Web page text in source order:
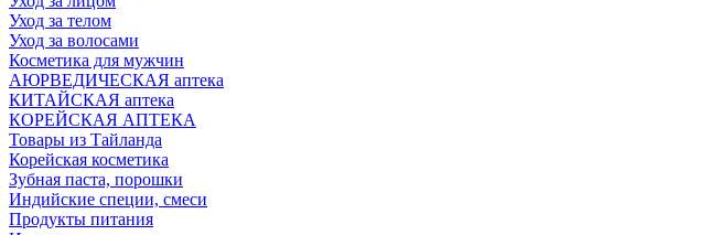
Уход за телом
Уход за волосами
Косметика для мужчин
АЮРВЕДИЧЕСКАЯ аптека
КИТАЙСКАЯ аптека
КОРЕЙСКАЯ АПТЕКА
Товары из Тайланда
Корейская косметика
Зубная паста, порошки
Индийские специи, смеси
Продукты питания